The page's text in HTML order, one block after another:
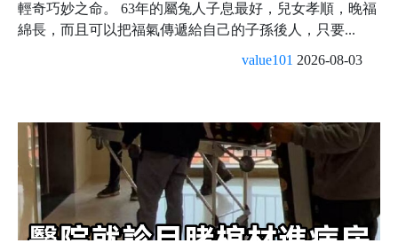
輕奇巧妙之命。 63年的屬兔人子息最好，兒女孝順，晚福
綿長，而且可以把福氣傳遞給自己的子孫後人，只要...
value101 2026-08-03